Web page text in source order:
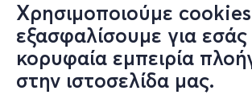
Χρησιμοποιούμε
εξασφαλίσουμε για εσάς
κορυφαία εμπειρία
στην ιστοσελίδα μας.